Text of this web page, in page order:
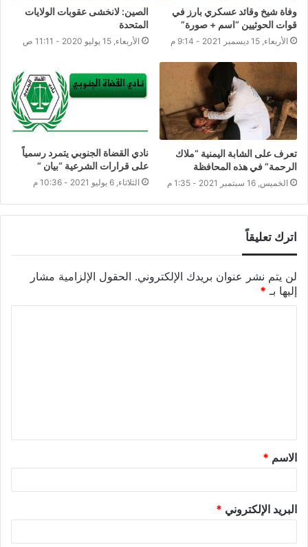
وفاة شيخ وقائد عسكري بارز في
قوات الحوثيين “اسم + صورة”
الأربعاء, 15 ديسمبر 2021 - 9:14 م
الصين: لانخشى عقوبات الولايات
المتحدة
الأربعاء, 15 يوليو 2020 - 11:11 ص
تعرف على الشابة اليمنية “ملاك
الرحمة” في هذه المحافظة
الخميس, 16 سبتمبر 2021 - 1:35 م
نادي القضاة الجنوبي يتمرد رسمياً
على قرارات الشرعية “بيان “
الثلاثاء, 6 يوليو 2021 - 10:36 م
اترك تعليقاً
لن يتم نشر عنوان بريدك الإلكتروني. الحقول الإلزامية مشار
إليها بـ *
الاسم *
البريد الإلكتروني *